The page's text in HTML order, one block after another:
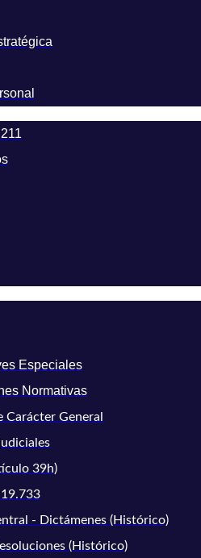
Especiales
Normativas
Carácter General
39h)
- Dictámenes (Histórico)
(Histórico)